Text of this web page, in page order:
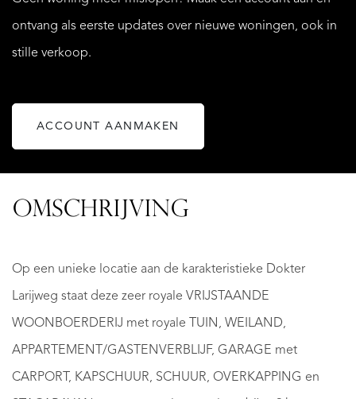
ontvang als eerste updates over nieuwe woningen, ook in
stille verkoop.
ACCOUNT AANMAKEN
OMSCHRIJVING
Op een unieke locatie aan de karakteristieke Dokter
Larijweg staat deze zeer royale VRIJSTAANDE
WOONBOERDERIJ met royale TUIN, WEILAND,
APPARTEMENT/GASTENVERBLIJF, GARAGE met
CARPORT, KAPSCHUUR, SCHUUR, OVERKAPPING en